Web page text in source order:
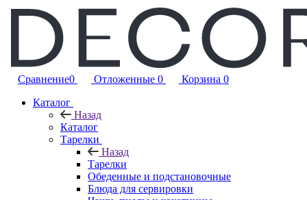
Сравнение0 Отложенные 0 Корзина 0
Каталог
Назад
Каталог
Тарелки
Назад
Тарелки
Обеденные и подстановочные
Блюда для сервировки